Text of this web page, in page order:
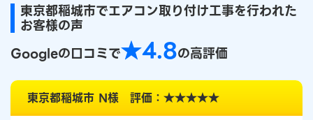
東京都稲城市でエアコン取り付け工事を行われた
お客様の声
Googleの口コミで★4.8の高評価
東京都稲城市 N様 評価：★★★★★